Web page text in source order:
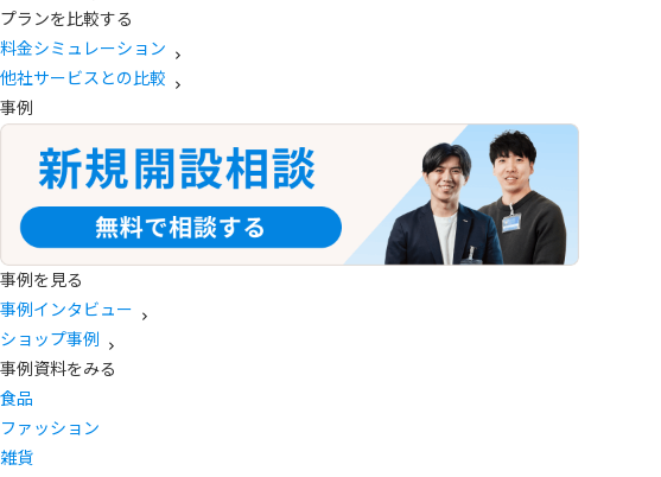
プランを比較する
料金シミュレーション
他社サービスとの比較
事例
事例を見る
事例インタビュー
ショップ事例
事例資料をみる
食品
ファッション
雑貨